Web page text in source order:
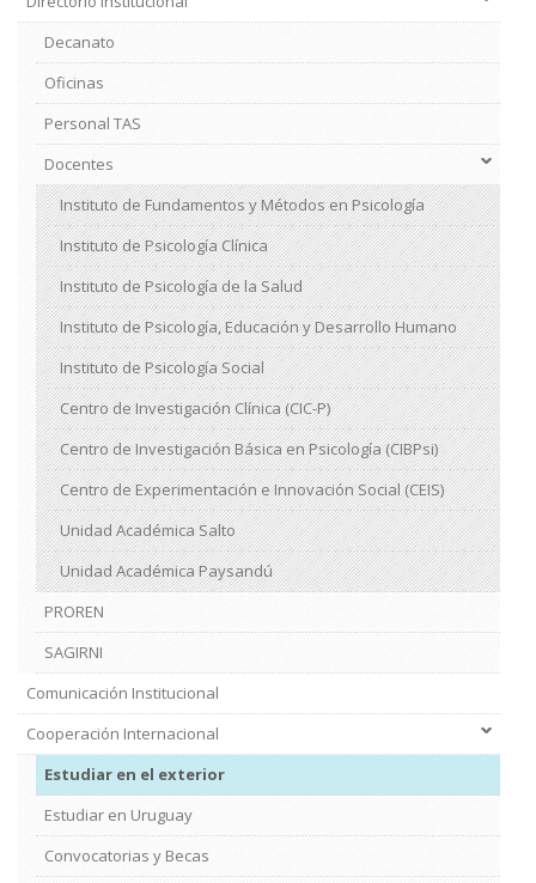
Decanato
Oficinas
Personal TAS
Docentes
Instituto de Fundamentos y Métodos en Psicología
Instituto de Psicología Clínica
Instituto de Psicología de la Salud
Instituto de Psicología, Educación y Desarrollo Humano
Instituto de Psicología Social
Centro de Investigación Clínica (CIC-P)
Centro de Investigación Básica en Psicología (CIBPsi)
Centro de Experimentación e Innovación Social (CEIS)
Unidad Académica Salto
Unidad Académica Paysandú
PROREN
SAGIRNI
Comunicación Institucional
Cooperación Internacional
Estudiar en el exterior
Estudiar en Uruguay
Convocatorias y Becas